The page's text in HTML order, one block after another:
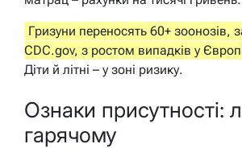
Гризуни переносять 60+ зоонозів,
CDC.gov, з ростом випадків у
Діти й літні – у зоні ризику.
Ознаки присутності:
гарячому